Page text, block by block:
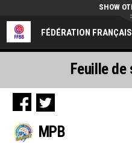
FÉDÉRATION
SHOW
MPB
Feuille